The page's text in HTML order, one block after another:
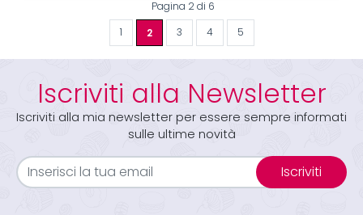
Pagina 2 di 6
1 2 3 4 5
Iscriviti alla Newsletter
Iscriviti alla mia newsletter per essere sempre informati
sulle ultime novità
Iscriviti